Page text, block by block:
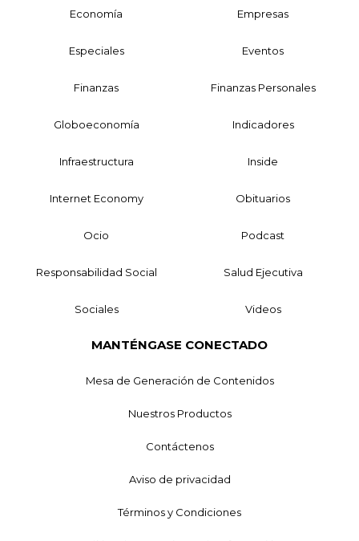
Economía Empresas
Especiales Eventos
Finanzas Finanzas Personales
Globoeconomía Indicadores
Infraestructura Inside
Internet Economy Obituarios
Ocio Podcast
Responsabilidad Social Salud Ejecutiva
Sociales Videos
MANTÉNGASE CONECTADO
Mesa de Generación de Contenidos
Nuestros Productos
Contáctenos
Aviso de privacidad
Términos y Condiciones